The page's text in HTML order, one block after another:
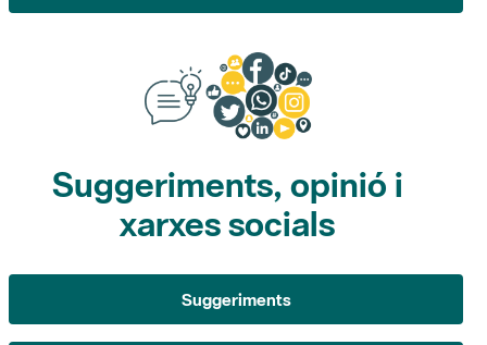
Suggeriments, opinió i
xarxes socials
Opina